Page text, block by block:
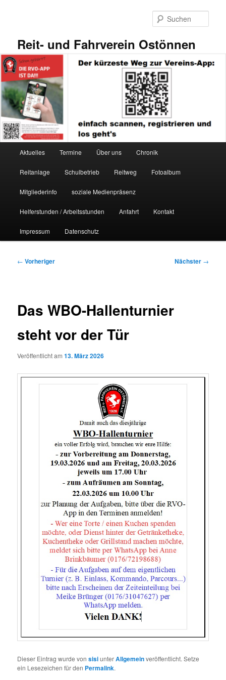
Reit- und Fahrverein Ostönnen
Aktuelles Termine Über uns Chronik
Reitanlage Schulbetrieb Reitweg Fotoalbum
Mitgliederinfo soziale Medienpräsenz
Helferstunden / Arbeitsstunden Anfahrt Kontakt
Impressum Datenschutz
Beitragsnavigation
← Vorheriger Nächster →
Das WBO-Hallenturnier
steht vor der Tür
Veröffentlicht am13. März 2026
Dieser Eintrag wurde vonsisiunterAllgemeinveröffentlicht. Setze
ein Lesezeichen für den Permalink.